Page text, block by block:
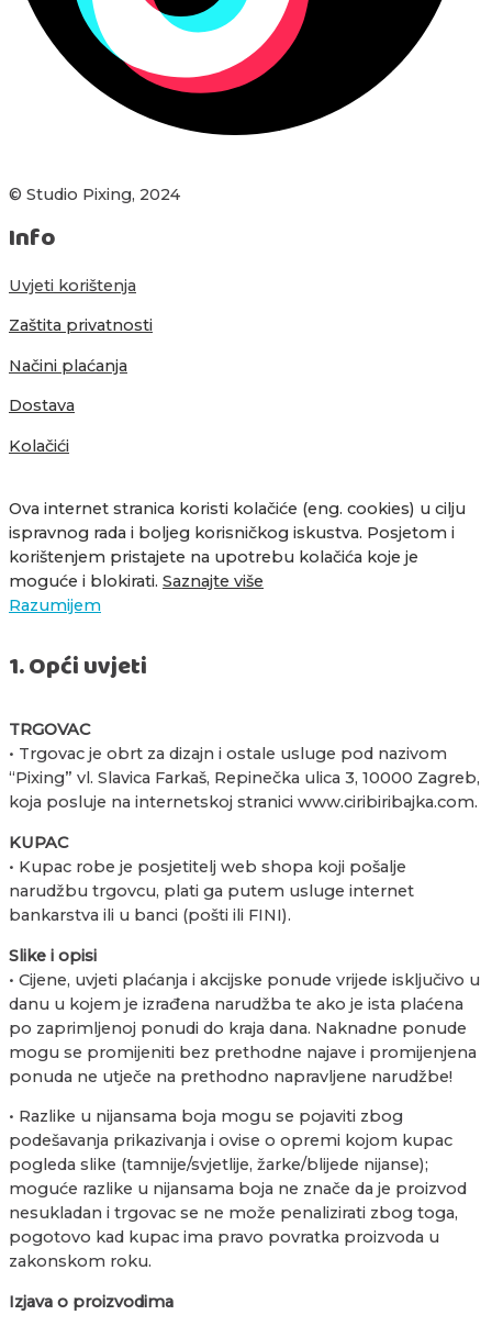
© Studio Pixing, 2024
Info
Uvjeti korištenja
Zaštita privatnosti
Načini plaćanja
Dostava
Kolačići
Ova internet stranica koristi kolačiće (eng. cookies) u cilju
ispravnog rada i boljeg korisničkog iskustva. Posjetom i
korištenjem pristajete na upotrebu kolačića koje je
moguće i blokirati. Saznajte više
Razumijem
1. Opći uvjeti
TRGOVAC
• Trgovac je obrt za dizajn i ostale usluge pod nazivom
“Pixing” vl. Slavica Farkaš, Repinečka ulica 3, 10000 Zagreb,
koja posluje na internetskoj stranici www.ciribiribajka.com.
KUPAC
• Kupac robe je posjetitelj web shopa koji pošalje
narudžbu trgovcu, plati ga putem usluge internet
bankarstva ili u banci (pošti ili FINI).
Slike i opisi
• Cijene, uvjeti plaćanja i akcijske ponude vrijede isključivo u
danu u kojem je izrađena narudžba te ako je ista plaćena
po zaprimljenoj ponudi do kraja dana. Naknadne ponude
mogu se promijeniti bez prethodne najave i promijenjena
ponuda ne utječe na prethodno napravljene narudžbe!
• Razlike u nijansama boja mogu se pojaviti zbog
podešavanja prikazivanja i ovise o opremi kojom kupac
pogleda slike (tamnije/svjetlije, žarke/blijede nijanse);
moguće razlike u nijansama boja ne znače da je proizvod
nesukladan i trgovac se ne može penalizirati zbog toga,
pogotovo kad kupac ima pravo povratka proizvoda u
zakonskom roku.
Izjava o proizvodima